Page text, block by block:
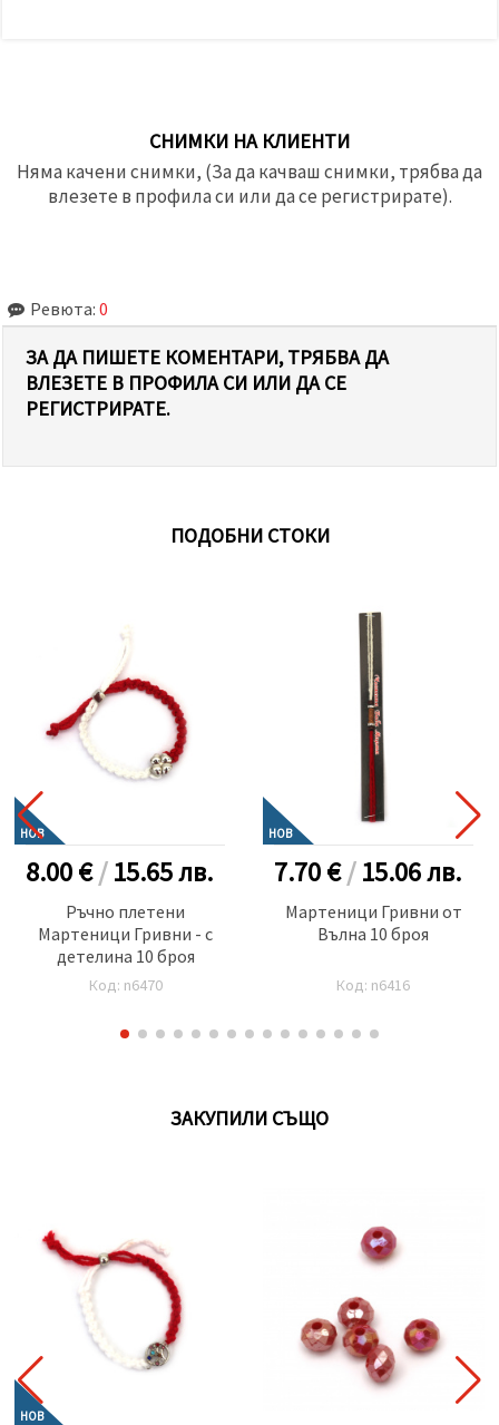
СНИМКИ НА КЛИЕНТИ
Няма качени снимки, (За да качваш снимки, трябва да
влезете в профила си или да се регистрирате).
Ревюта: 0
ЗА ДА ПИШЕТЕ КОМЕНТАРИ, ТРЯБВА ДА
ВЛЕЗЕТЕ В ПРОФИЛА СИ ИЛИ ДА СЕ
РЕГИСТРИРАТЕ.
ПОДОБНИ СТОКИ
НОВ
8.00 €/15.65лв.
Ръчно плетени
Мартеници Гривни - с
детелина 10 броя
Код: n6470
НОВ
7.70 €/15.06лв.
Мартеници Гривни от
Вълна 10 броя
Код: n6416
ЗАКУПИЛИ СЪЩО
НОВ